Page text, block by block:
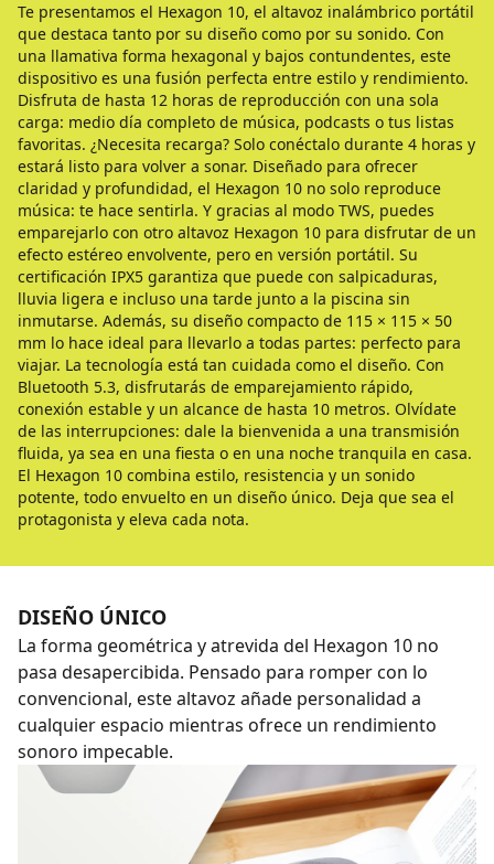
Te presentamos el Hexagon 10, el altavoz inalámbrico portátil
que destaca tanto por su diseño como por su sonido. Con
una llamativa forma hexagonal y bajos contundentes, este
dispositivo es una fusión perfecta entre estilo y rendimiento.
Disfruta de hasta 12 horas de reproducción con una sola
carga: medio día completo de música, podcasts o tus listas
favoritas. ¿Necesita recarga? Solo conéctalo durante 4 horas y
estará listo para volver a sonar. Diseñado para ofrecer
claridad y profundidad, el Hexagon 10 no solo reproduce
música: te hace sentirla. Y gracias al modo TWS, puedes
emparejarlo con otro altavoz Hexagon 10 para disfrutar de un
efecto estéreo envolvente, pero en versión portátil. Su
certificación IPX5 garantiza que puede con salpicaduras,
lluvia ligera e incluso una tarde junto a la piscina sin
inmutarse. Además, su diseño compacto de 115 × 115 × 50
mm lo hace ideal para llevarlo a todas partes: perfecto para
viajar. La tecnología está tan cuidada como el diseño. Con
Bluetooth 5.3, disfrutarás de emparejamiento rápido,
conexión estable y un alcance de hasta 10 metros. Olvídate
de las interrupciones: dale la bienvenida a una transmisión
fluida, ya sea en una fiesta o en una noche tranquila en casa.
El Hexagon 10 combina estilo, resistencia y un sonido
potente, todo envuelto en un diseño único. Deja que sea el
protagonista y eleva cada nota.
DISEÑO ÚNICO
La forma geométrica y atrevida del Hexagon 10 no
pasa desapercibida. Pensado para romper con lo
convencional, este altavoz añade personalidad a
cualquier espacio mientras ofrece un rendimiento
sonoro impecable.